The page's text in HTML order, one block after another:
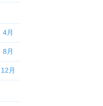
4月
8月
12月